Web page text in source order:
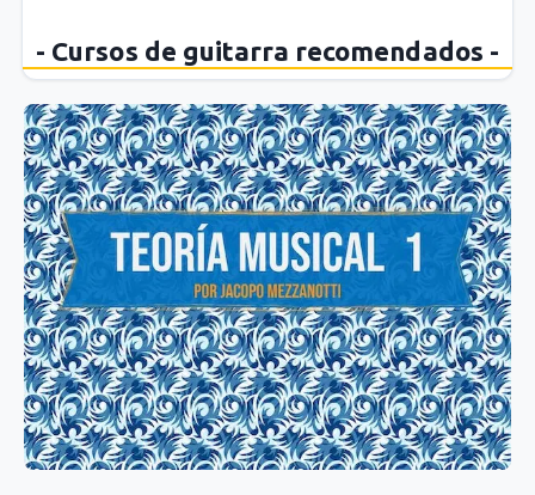
- Cursos de guitarra recomendados -